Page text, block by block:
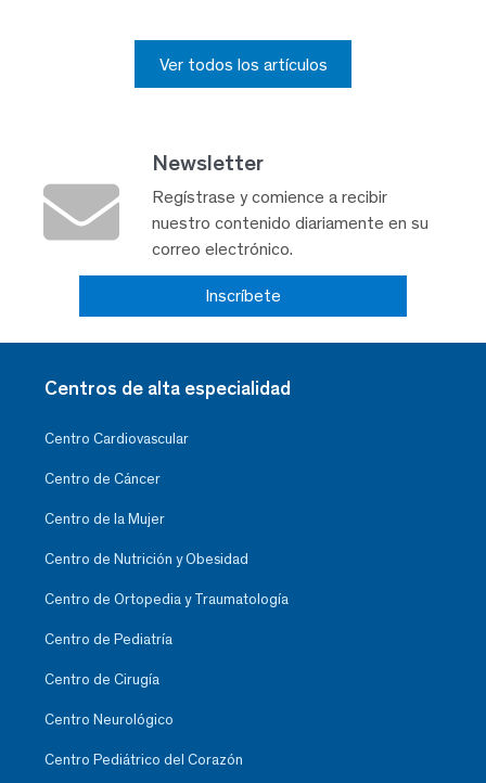
Ver todos los artículos
Newsletter
Regístrase y comience a recibir
nuestro contenido diariamente en su
correo electrónico.
Inscríbete
Centros de alta especialidad
Centro Cardiovascular
Centro de Cáncer
Centro de la Mujer
Centro de Nutrición y Obesidad
Centro de Ortopedia y Traumatología
Centro de Pediatría
Centro de Cirugía
Centro Neurológico
Centro Pediátrico del Corazón